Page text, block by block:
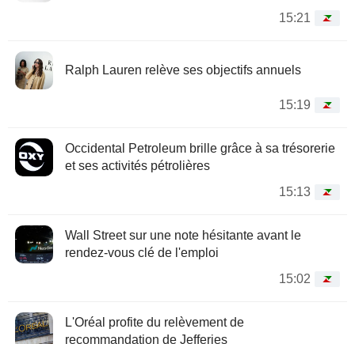
15:21
Ralph Lauren relève ses objectifs annuels
15:19
Occidental Petroleum brille grâce à sa trésorerie
et ses activités pétrolières
15:13
Wall Street sur une note hésitante avant le
rendez-vous clé de l'emploi
15:02
L'Oréal profite du relèvement de
recommandation de Jefferies